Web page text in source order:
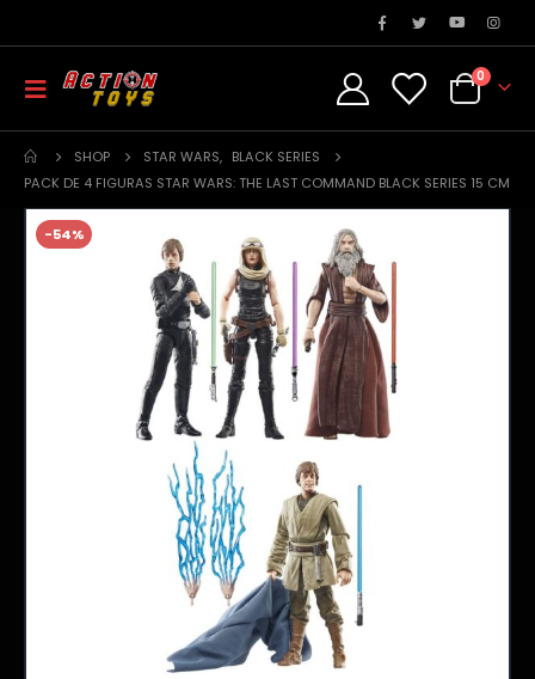
0
SHOP STAR WARS, BLACK SERIES
PACK DE 4 FIGURAS STAR WARS: THE LAST COMMAND BLACK SERIES 15 CM
-54%